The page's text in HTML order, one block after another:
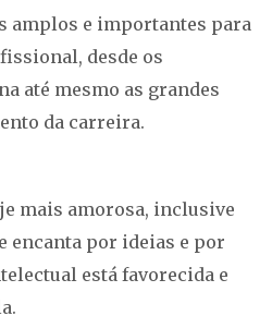
amplos e importantes para
desde os
até mesmo as grandes
da carreira.
mais amorosa, inclusive
encanta por ideias e por
está favorecida e